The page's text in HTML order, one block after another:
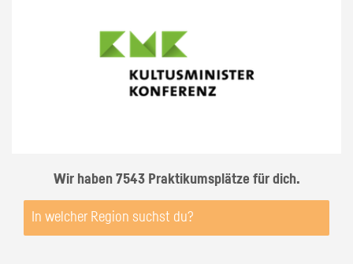
Wir haben 7543 Praktikumsplätze für dich.